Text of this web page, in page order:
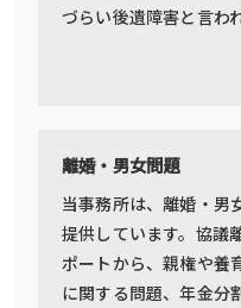
づらい後遺障害と言わ
離婚・男女問題
当事務所は、離婚・男
提供しています。協議
ポートから、親権や養
に関する問題、年金分